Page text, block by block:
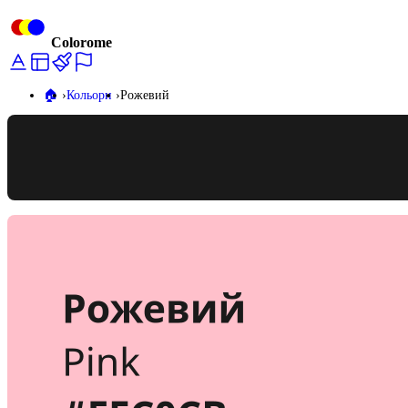
Colorome
🏠️ Кольори Рожевий